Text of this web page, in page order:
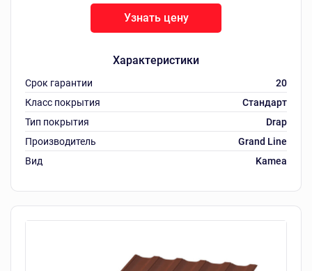
Характеристики
Срок гарантии
20
Класс покрытия
Стандарт
Тип покрытия
Drap
Производитель
Grand Line
Вид
Kamea
Узнать цену